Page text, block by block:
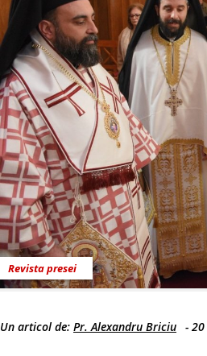
Revista presei
Un articol de: Pr. Alexandru Briciu -